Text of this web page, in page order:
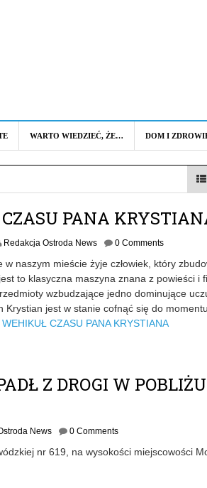
WARTO WIEDZIEĆ, ŻE… DOM I
PANA
Redakcja Ostroda News 0 Comments
naszym mieście żyje człowiek, który
to klasyczna maszyna znana z powieści i
wzbudzające jedno dominujące
Krystian jest w stanie cofnąć się do momentu
CZASU PANA KRYSTIANA
Z DROGI W POBLIŻU
News 0 Comments
nr 619, na wysokości miejscowości